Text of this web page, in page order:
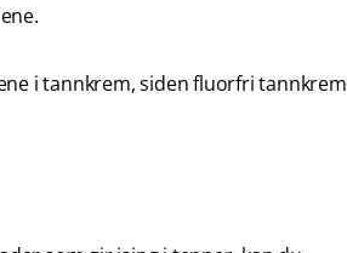
i tannkrem, siden fluorfri tannkrem